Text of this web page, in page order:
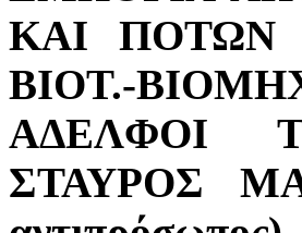
ΚΑΙ ΠΟΤΩΝ
ΒΙΟΤ.-
ΑΔΕΛΦΟΙ
ΣΤΑΥΡΟΣ